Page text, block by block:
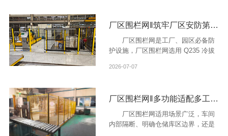
厂区围栏网‖筑牢厂区安防第一道防线
厂区围栏网是工厂、园区必备防
护设施，厂区围栏网选用 Q235 冷拔
大厂区使用。
2026-07-07
厂区围栏网‖多功能适配多工业场景
厂区围栏网适用场景广泛，车间
内部隔断、明确仓储库区边界，还是